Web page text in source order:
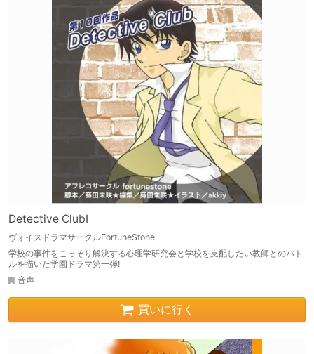
Detective ClubI
ヴォイスドラマサークルFortuneStone
学校の事件をこっそり解決する心理学研究会と学校を支配したい教師とのバト
ルを描いた学園ドラマ第一弾!
音声
買いに行く